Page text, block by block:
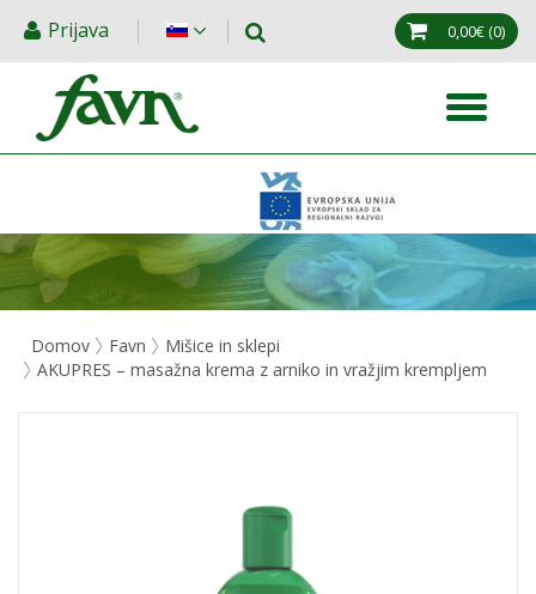
Prijava 0,00€(0)
Domov Favn
Mišice in sklepi
AKUPRES – masažna krema z arniko in vražjim krempljem